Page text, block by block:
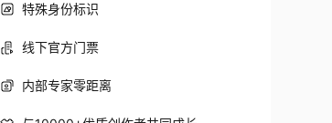
特殊身份标识
线下官方门票
内部专家零距离